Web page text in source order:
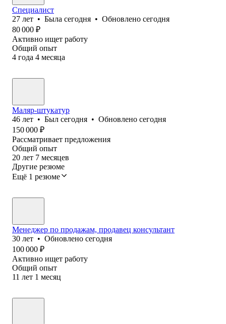
Специалист
27 лет • Была сегодня • Обновлено сегодня
80 000 ₽
Активно ищет работу
Общий опыт
4 года 4 месяца
Маляр-штукатур
46 лет • Был сегодня • Обновлено сегодня
150 000 ₽
Рассматривает предложения
Общий опыт
20 лет 7 месяцев
Другие резюме
Ещё 1 резюме
Менеджер по продажам, продавец консультант
30 лет • Обновлено сегодня
100 000 ₽
Активно ищет работу
Общий опыт
11 лет 1 месяц